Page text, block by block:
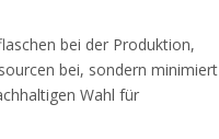
bei der Produktion,
bei, sondern minimiert
Wahl für